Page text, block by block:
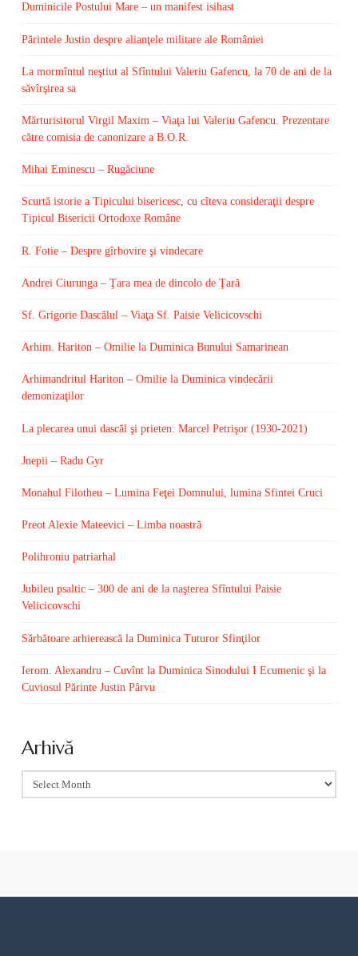
Duminicile Postului Mare – un manifest isihast
Părintele Justin despre alianţele militare ale României
La mormîntul neştiut al Sfîntului Valeriu Gafencu, la 70 de ani de la
săvîrşirea sa
Mărturisitorul Virgil Maxim – Viaţa lui Valeriu Gafencu. Prezentare
către comisia de canonizare a B.O.R.
Mihai Eminescu – Rugăciune
Scurtă istorie a Tipicului bisericesc, cu cîteva consideraţii despre
Tipicul Bisericii Ortodoxe Române
R. Fotie – Despre gîrbovire şi vindecare
Andrei Ciurunga – Ţara mea de dincolo de Ţară
Sf. Grigorie Dascălul – Viaţa Sf. Paisie Velicicovschi
Arhim. Hariton – Omilie la Duminica Bunului Samarinean
Arhimandritul Hariton – Omilie la Duminica vindecării
demonizaţilor
La plecarea unui dascăl şi prieten: Marcel Petrişor (1930-2021)
Jnepii – Radu Gyr
Monahul Filotheu – Lumina Feţei Domnului, lumina Sfintei Cruci
Preot Alexie Mateevici – Limba noastră
Polihroniu patriarhal
Jubileu psaltic – 300 de ani de la naşterea Sfîntului Paisie
Velicicovschi
Sărbătoare arhierească la Duminica Tuturor Sfinţilor
Ierom. Alexandru – Cuvînt la Duminica Sinodului I Ecumenic şi la
Cuviosul Părinte Justin Pârvu
Arhivă
Arhivă